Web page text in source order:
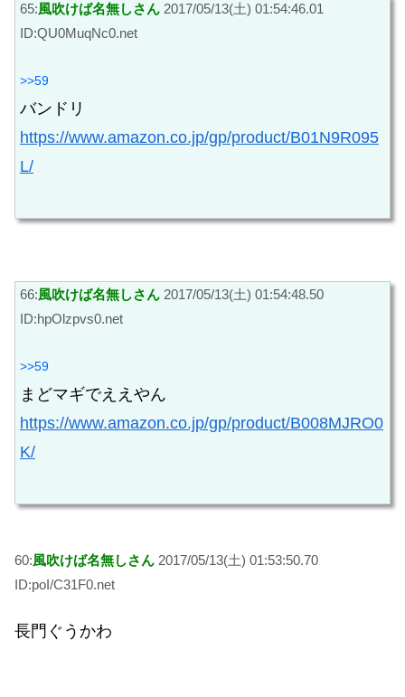
65:風吹けば名無しさん 2017/05/13(土) 01:54:46.01
ID:QU0MuqNc0.net
>>59
バンドリ
https://www.amazon.co.jp/gp/product/B01N9R095
L/
66:風吹けば名無しさん 2017/05/13(土) 01:54:48.50
ID:hpOlzpvs0.net
>>59
まどマギでええやん
https://www.amazon.co.jp/gp/product/B008MJRO0
K/
60:風吹けば名無しさん 2017/05/13(土) 01:53:50.70
ID:poI/C31F0.net
長門ぐうかわ